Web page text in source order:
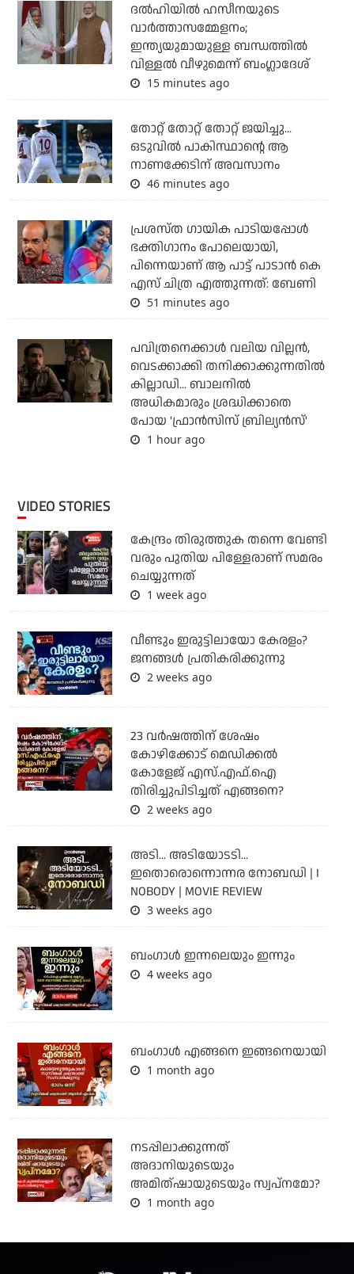
ദല്‍ഹിയില്‍ ഹസീനയുടെ
വാര്‍ത്താസമ്മേളനം;
ഇന്ത്യയുമായുള്ള ബന്ധത്തില്‍
വിള്ളല്‍ വീഴുമെന്ന് ബംഗ്ലാദേശ്
15 minutes ago
തോറ്റ് തോറ്റ് തോറ്റ് ജയിച്ചു...
ഒടുവില്‍ പാകിസ്ഥാന്റെ ആ
നാണക്കേടിന് അവസാനം
46 minutes ago
പ്രശസ്ത ഗായിക പാടിയപ്പോൾ
ഭക്തിഗാനം പോലെയായി,
പിന്നെയാണ് ആ പാട്ട് പാടാൻ കെ
എസ് ചിത്ര എത്തുന്നത്: ബേണി
51 minutes ago
പവിത്രനെക്കാള്‍ വലിയ വില്ലന്‍,
വെടക്കാക്കി തനിക്കാക്കുന്നതില്‍
കില്ലാഡി... ബാലനില്‍
അധികമാരും ശ്രദ്ധിക്കാതെ
പോയ 'ഫ്രാന്‍സിസ് ബ്രില്യന്‍സ്'
1 hour ago
VIDEO STORIES
കേന്ദ്രം തിരുത്തുക തന്നെ വേണ്ടി
വരും പുതിയ പിള്ളേരാണ് സമരം
ചെയ്യുന്നത്
1 week ago
വീണ്ടും ഇരുട്ടിലായോ കേരളം?
ജനങ്ങൾ പ്രതികരിക്കുന്നു
2 weeks ago
23 വർഷത്തിന് ശേഷം
കോഴിക്കോട് മെഡിക്കൽ
കോളേജ് എസ്.എഫ്.ഐ
തിരിച്ചുപിടിച്ചത് എങ്ങനെ?
2 weeks ago
അടി... അടിയോടടി...
ഇതൊരൊന്നൊന്നര നോബഡി | I
NOBODY | MOVIE REVIEW
3 weeks ago
ബംഗാള്‍ ഇന്നലെയും ഇന്നും
4 weeks ago
ബം​ഗാൾ എങ്ങനെ ഇങ്ങനെയായി
1 month ago
നടപ്പിലാക്കുന്നത്
അദാനിയുടെയും
അമിത്ഷായുടെയും സ്വപ്നമോ?
1 month ago